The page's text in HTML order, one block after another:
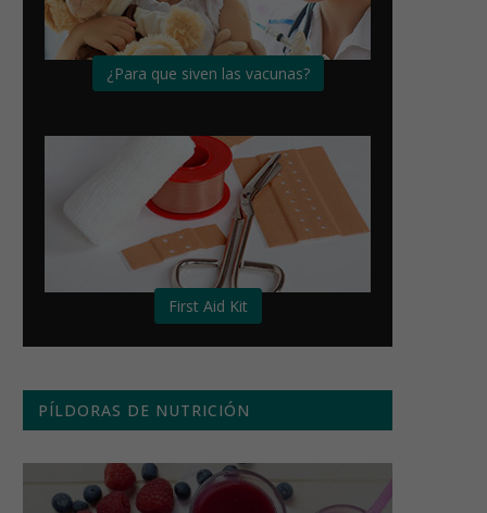
¿Para que siven las vacunas?
First Aid Kit
PÍLDORAS DE NUTRICIÓN